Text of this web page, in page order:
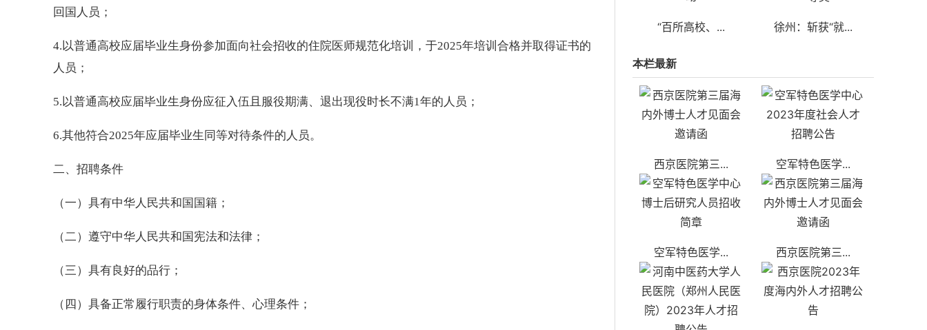
回国人员；
4.以普通高校应届毕业生身份参加面向社会招收的住院医师规范化培训，于2025年培训合格并取得证书的
人员；
5.以普通高校应届毕业生身份应征入伍且服役期满、退出现役时长不满1年的人员；
6.其他符合2025年应届毕业生同等对待条件的人员。
二、招聘条件
（一）具有中华人民共和国国籍；
（二）遵守中华人民共和国宪法和法律；
（三）具有良好的品行；
（四）具备正常履行职责的身体条件、心理条件；
“百所高校、... 徐州：斩获“就...
本栏最新
西京医院第三... 空军特色医学...
空军特色医学... 西京医院第三...